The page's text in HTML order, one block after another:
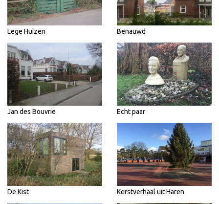
Lege Huizen Benauwd
Jan des Bouvrie Echt paar
De Kist Kerstverhaal uit Haren